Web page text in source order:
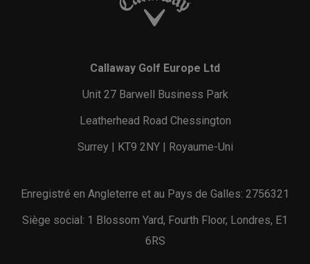
Callaway Golf Europe Ltd
Unit 27 Barwell Business Park
Leatherhead Road Chessington
Surrey | KT9 2NY | Royaume-Uni
Enregistré en Angleterre et au Pays de Galles: 2756321
Siège social: 1 Blossom Yard, Fourth Floor, Londres, E1
6RS